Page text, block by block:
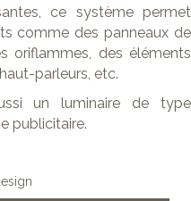
ce système permet
comme des panneaux de
oriflammes, des éléments
parleurs, etc.
un luminaire de type
publicitaire.